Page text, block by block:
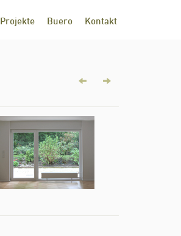
Projekte Buero Kontakt